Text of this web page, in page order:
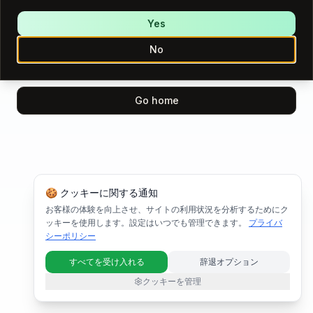
Please try again.
Try again
Go home
🍪 クッキーに関する通知
お客様の体験を向上させ、サイトの利用状況を分析するためにク
ッキーを使用します。設定はいつでも管理できます。
プライバ
シーポリシー
すべてを受け入れる
辞退オプション
クッキーを管理
No
Yes